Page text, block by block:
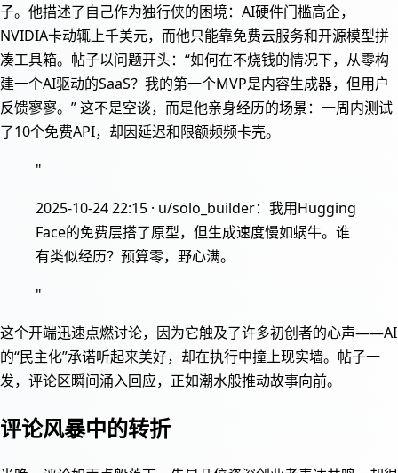
子。他描述了自己作为独行侠的困境：AI硬件门槛高企，
NVIDIA卡动辄上千美元，而他只能靠免费云服务和开源模型拼
凑工具箱。帖子以问题开头：“如何在不烧钱的情况下，从零构
建一个AI驱动的SaaS？我的第一个MVP是内容生成器，但用户
反馈寥寥。” 这不是空谈，而是他亲身经历的场景：一周内测试
了10个免费API，却因延迟和限额频频卡壳。
"
2025-10-24 22:15 · u/solo_builder：我用Hugging
Face的免费层搭了原型，但生成速度慢如蜗牛。谁
有类似经历？预算零，野心满。
"
这个开端迅速点燃讨论，因为它触及了许多初创者的心声——AI
的“民主化”承诺听起来美好，却在执行中撞上现实墙。帖子一
发，评论区瞬间涌入回应，正如潮水般推动故事向前。
评论风暴中的转折